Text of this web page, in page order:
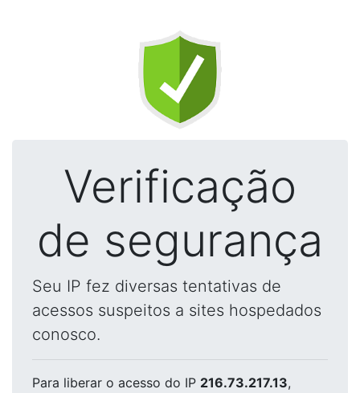
Verificação
de segurança
Seu IP fez diversas tentativas de
acessos suspeitos a sites hospedados
conosco.
Para liberar o acesso do IP 216.73.217.13,